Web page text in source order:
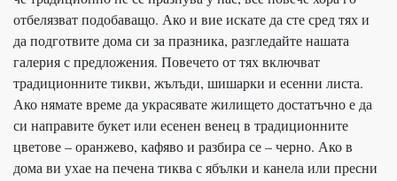
отбелязват подобаващо. Ако и вие искате да сте сред тях и
да подготвите дома си за празника, разгледайте нашата
галерия с предложения. Повечето от тях включват
традиционните тикви, жълъди, шишарки и есенни листа.
Ако нямате време да украсявате жилището достатъчно е да
си направите букет или есенен венец в традиционните
цветове – оранжево, кафяво и разбира се – черно. Ако в
дома ви ухае на печена тиква с ябълки и канела или пресни